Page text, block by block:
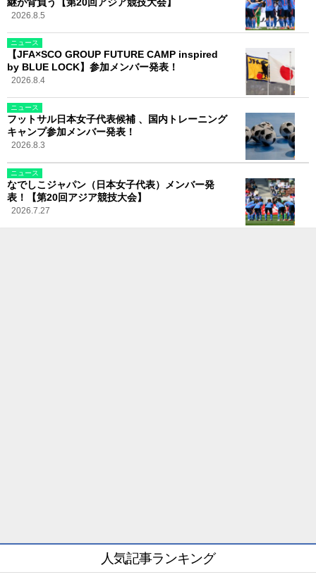
2026.8.5
ニュース
【JFA×SCO GROUP FUTURE CAMP inspired
by BLUE LOCK】参加メンバー発表！
2026.8.4
ニュース
フットサル日本女子代表候補 、国内トレーニング
キャンプ参加メンバー発表！
2026.8.3
ニュース
なでしこジャパン（日本女子代表）メンバー発
表！【第20回アジア競技大会】
2026.7.27
人気記事ランキング